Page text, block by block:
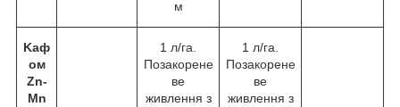
м
Kаф
ом
Zn-
Mn
1 л/га.
Позакорене
ве
живлення з
1 л/га.
Позакорене
ве
живлення з